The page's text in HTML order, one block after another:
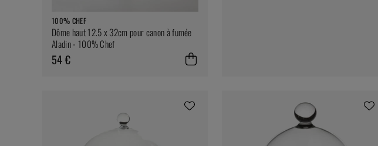
100% CHEF
Dôme haut 12.5 x 32cm pour canon à fumée
Aladin - 100% Chef
54 €